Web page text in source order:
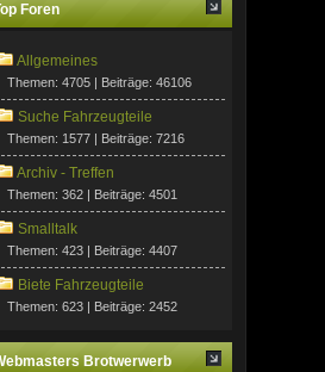
Foren
Allgemeines
Themen: 4705 | Beiträge: 46106
Suche Fahrzeugteile
Themen: 1577 | Beiträge: 7216
Archiv - Treffen
Themen: 362 | Beiträge: 4501
Smalltalk
Themen: 423 | Beiträge: 4407
Biete Fahrzeugteile
Themen: 623 | Beiträge: 2452
Brotwerwerb